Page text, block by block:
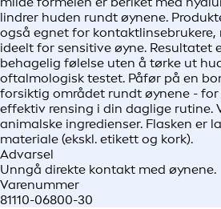
lindrer huden rundt øynene.
også egnet for kontaktlinsebrukere,
ideelt for sensitive øyne. Resultatet
behagelig følelse uten å tørke ut
oftalmologisk testet. Påfør på en
forsiktig området rundt øynene - for
effektiv rensing i din daglige rutine.
animalske ingredienser. Flasken er
materiale (ekskl. etikett og kork).
Advarsel
Unngå direkte kontakt med øynene.
Varenummer
81110-06800-30